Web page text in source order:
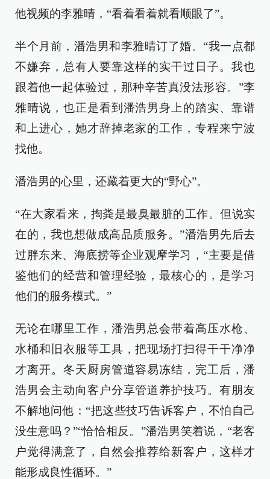
他视频的李雅晴，“看着看着就看顺眼了”。
半个月前，潘浩男和李雅晴订了婚。“我一点都
不嫌弃，总有人要靠这样的实干过日子。我也
跟着他一起体验过，那种辛苦真没法形容。”李
雅晴说，也正是看到潘浩男身上的踏实、靠谱
和上进心，她才辞掉老家的工作，专程来宁波
找他。
潘浩男的心里，还藏着更大的“野心”。
“在大家看来，掏粪是最臭最脏的工作。但说实
在的，我也想做成高品质服务。”潘浩男先后去
过胖东来、海底捞等企业观摩学习，“主要是借
鉴他们的经营和管理经验，最核心的，是学习
他们的服务模式。”
无论在哪里工作，潘浩男总会带着高压水枪、
水桶和旧衣服等工具，把现场打扫得干干净净
才离开。冬天厨房管道容易冻结，完工后，潘
浩男会主动向客户分享管道养护技巧。有朋友
不解地问他：“把这些技巧告诉客户，不怕自己
没生意吗？”“恰恰相反。”潘浩男笑着说，“老客
户觉得满意了，自然会推荐给新客户，这样才
能形成良性循环。”